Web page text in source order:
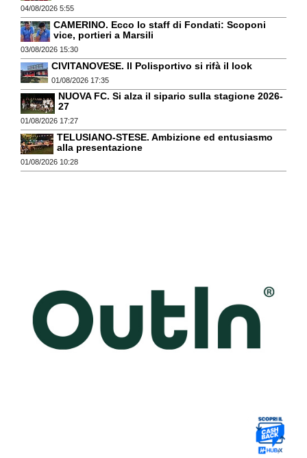
04/08/2026 5:55
CAMERINO. Ecco lo staff di Fondati: Scoponi
vice, portieri a Marsili
03/08/2026 15:30
CIVITANOVESE. Il Polisportivo si rifà il look
01/08/2026 17:35
NUOVA FC. Si alza il sipario sulla stagione 2026-
27
01/08/2026 17:27
TELUSIANO-STESE. Ambizione ed entusiasmo
alla presentazione
01/08/2026 10:28